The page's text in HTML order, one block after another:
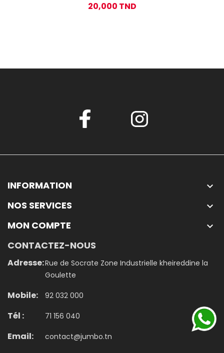
20,000 TND
INFORMATION 
NOS SERVICES 
MON COMPTE 
CONTACTEZ-NOUS
Adresse:Rue de Socrate Zone Industrielle kheireddine la
Goulette
Mobile: 92 032 000
Tél : 71 156 040
Email: contact@jumbo.tn